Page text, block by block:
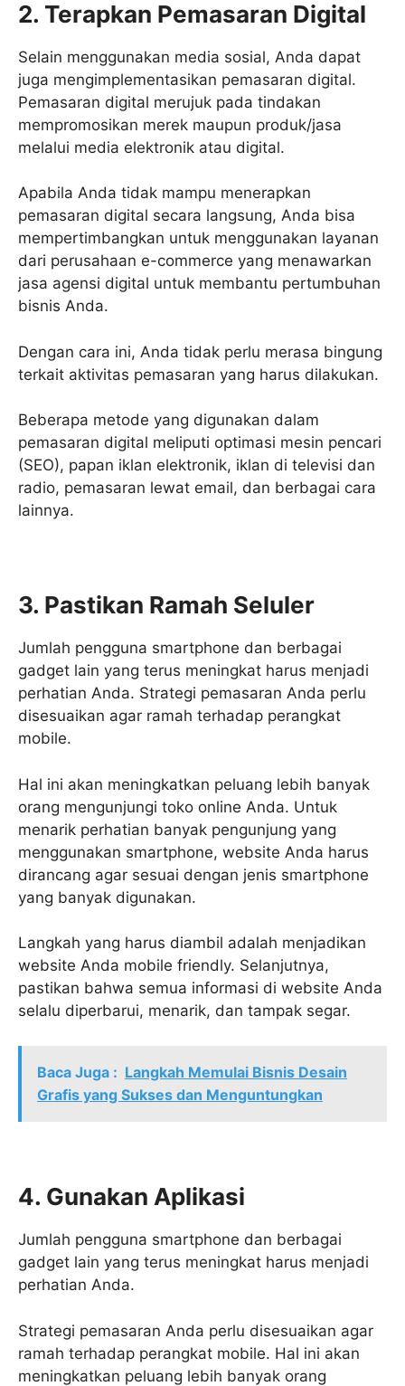
2. Terapkan Pemasaran Digital
Selain menggunakan media sosial, Anda dapat
juga mengimplementasikan pemasaran digital.
Pemasaran digital merujuk pada tindakan
mempromosikan merek maupun produk/jasa
melalui media elektronik atau digital.
Apabila Anda tidak mampu menerapkan
pemasaran digital secara langsung, Anda bisa
mempertimbangkan untuk menggunakan layanan
dari perusahaan e-commerce yang menawarkan
jasa agensi digital untuk membantu pertumbuhan
bisnis Anda.
Dengan cara ini, Anda tidak perlu merasa bingung
terkait aktivitas pemasaran yang harus dilakukan.
Beberapa metode yang digunakan dalam
pemasaran digital meliputi optimasi mesin pencari
(SEO), papan iklan elektronik, iklan di televisi dan
radio, pemasaran lewat email, dan berbagai cara
lainnya.
3. Pastikan Ramah Seluler
Jumlah pengguna smartphone dan berbagai
gadget lain yang terus meningkat harus menjadi
perhatian Anda. Strategi pemasaran Anda perlu
disesuaikan agar ramah terhadap perangkat
mobile.
Hal ini akan meningkatkan peluang lebih banyak
orang mengunjungi toko online Anda. Untuk
menarik perhatian banyak pengunjung yang
menggunakan smartphone, website Anda harus
dirancang agar sesuai dengan jenis smartphone
yang banyak digunakan.
Langkah yang harus diambil adalah menjadikan
website Anda mobile friendly. Selanjutnya,
pastikan bahwa semua informasi di website Anda
selalu diperbarui, menarik, dan tampak segar.
Baca Juga : Langkah Memulai Bisnis Desain
Grafis yang Sukses dan Menguntungkan
4. Gunakan Aplikasi
Jumlah pengguna smartphone dan berbagai
gadget lain yang terus meningkat harus menjadi
perhatian Anda.
Strategi pemasaran Anda perlu disesuaikan agar
ramah terhadap perangkat mobile. Hal ini akan
meningkatkan peluang lebih banyak orang